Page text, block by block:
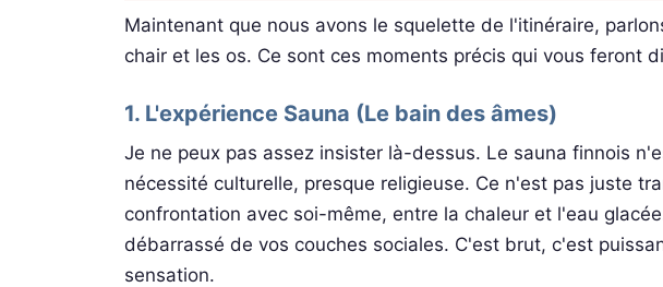
Maintenant que nous avons le squelette de l'itinéraire,
chair et les os. Ce sont ces moments précis qui vous feront
1. L'expérience Sauna (Le bain des âmes)
Je ne peux pas assez insister là-dessus. Le sauna finnois
nécessité culturelle, presque religieuse. Ce n'est pas juste
confrontation avec soi-même, entre la chaleur et l'eau
débarrassé de vos couches sociales. C'est brut, c'est
sensation.